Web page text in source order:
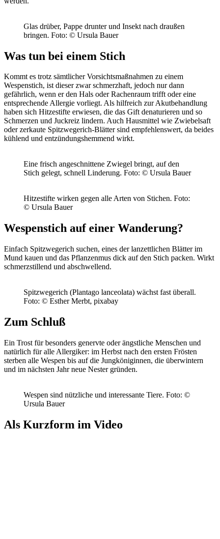
Glas drüber, Pappe drunter und Insekt nach draußen
bringen. Foto: © Ursula Bauer
Was tun bei einem Stich
Kommt es trotz sämtlicher Vorsichtsmaßnahmen zu einem
Wespenstich, ist dieser zwar schmerzhaft, jedoch nur dann
gefährlich, wenn er den Hals oder Rachenraum trifft oder eine
entsprechende Allergie vorliegt. Als hilfreich zur Akutbehandlung
haben sich Hitzestifte erwiesen, die das Gift denaturieren und so
Schmerzen und Juckreiz lindern. Auch Hausmittel wie Zwiebelsaft
oder zerkaute Spitzwegerich-Blätter sind empfehlenswert, da beides
kühlend und entzündungshemmend wirkt.
Eine frisch angeschnittene Zwiegel bringt, auf den
Stich gelegt, schnell Linderung. Foto: © Ursula Bauer
Hitzestifte wirken gegen alle Arten von Stichen. Foto:
© Ursula Bauer
Wespenstich auf einer Wanderung?
Einfach Spitzwegerich suchen, eines der lanzettlichen Blätter im
Mund kauen und das Pflanzenmus dick auf den Stich packen. Wirkt
schmerzstillend und abschwellend.
Spitzwegerich (Plantago lanceolata) wächst fast überall.
Foto: © Esther Merbt, pixabay
Zum Schluß
Ein Trost für besonders genervte oder ängstliche Menschen und
natürlich für alle Allergiker: im Herbst nach den ersten Frösten
sterben alle Wespen bis auf die Jungköniginnen, die überwintern
und im nächsten Jahr neue Nester gründen.
Wespen sind nützliche und interessante Tiere. Foto: ©
Ursula Bauer
Als Kurzform im Video